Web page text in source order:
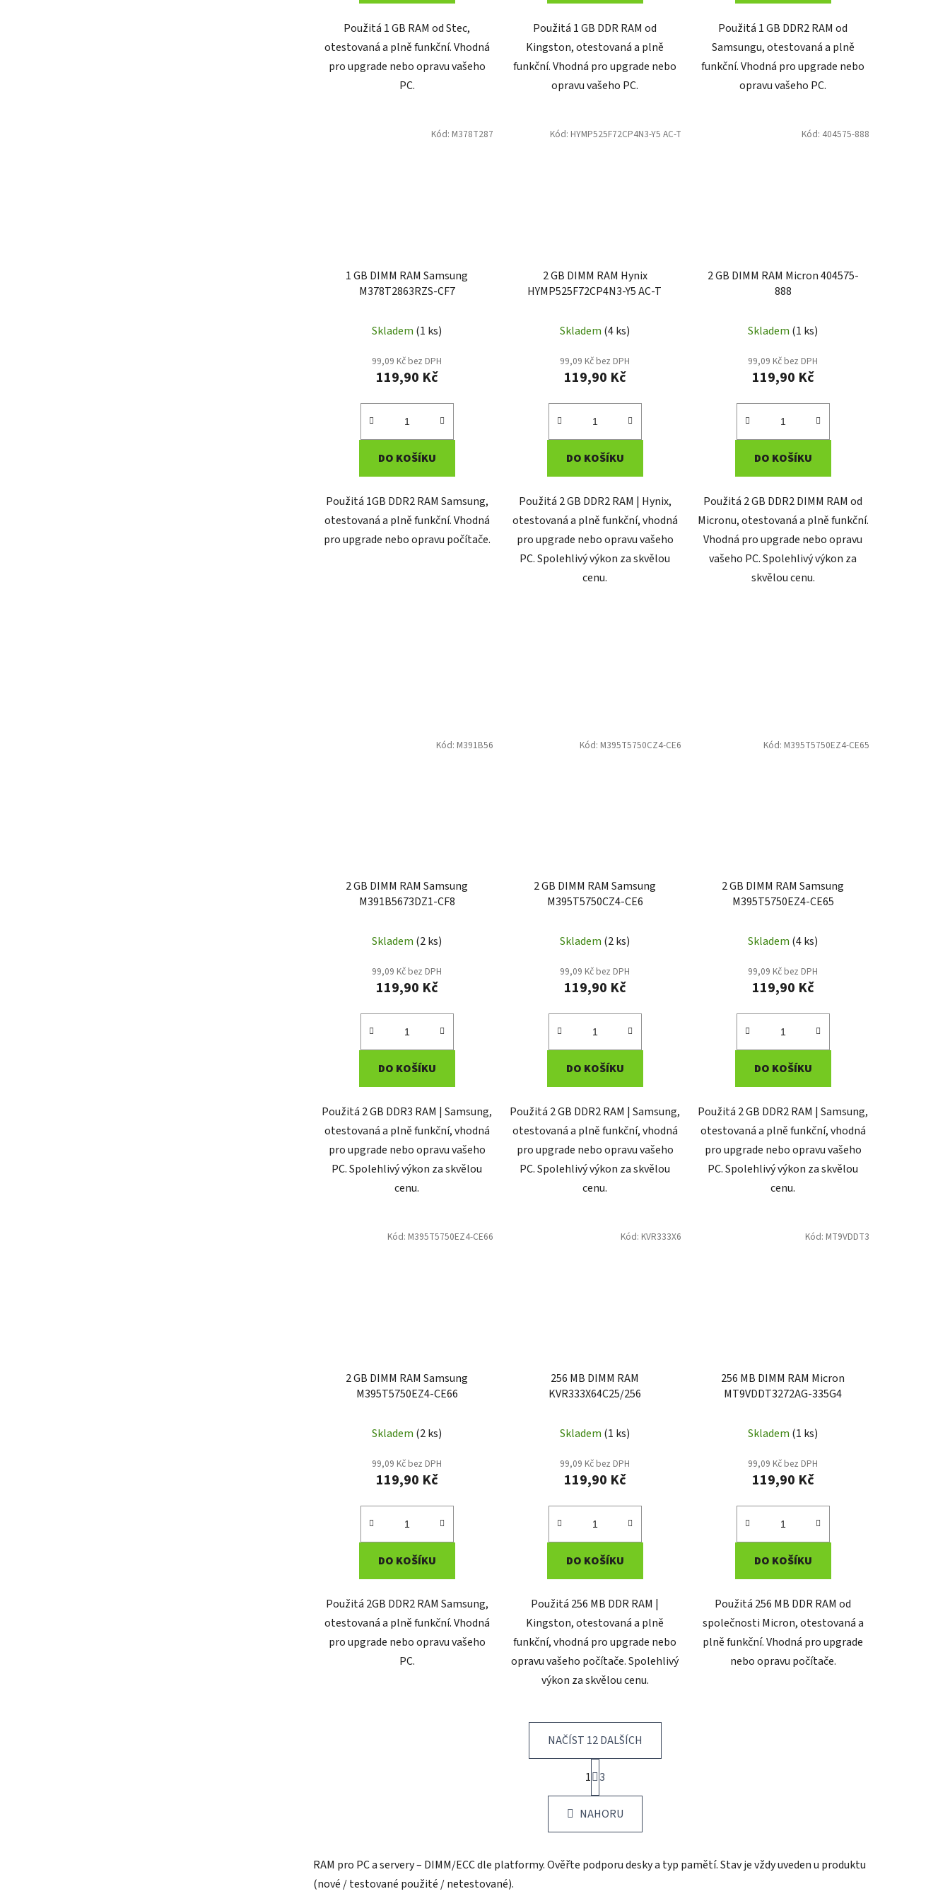
Použitá 1 GB RAM od Stec,
otestovaná a plně funkční. Vhodná
pro upgrade nebo opravu vašeho
PC.
Použitá 1 GB DDR RAM od
Kingston, otestovaná a plně
funkční. Vhodná pro upgrade nebo
opravu vašeho PC.
Použitá 1 GB DDR2 RAM od
Samsungu, otestovaná a plně
funkční. Vhodná pro upgrade nebo
opravu vašeho PC.
1 GB DIMM RAM Samsung
M378T2863RZS-CF7
Skladem (1 ks)
99,09 Kč bez DPH
119,90 Kč
DO KOŠÍKU
Použitá 1GB DDR2 RAM Samsung,
otestovaná a plně funkční. Vhodná
pro upgrade nebo opravu počítače.
Kód: M378T287
2 GB DIMM RAM Hynix
HYMP525F72CP4N3-Y5 AC-T
Skladem (4 ks)
99,09 Kč bez DPH
119,90 Kč
DO KOŠÍKU
Použitá 2 GB DDR2 RAM | Hynix,
otestovaná a plně funkční, vhodná
pro upgrade nebo opravu vašeho
PC. Spolehlivý výkon za skvělou
cenu.
Kód: HYMP525F72CP4N3-Y5 AC-T
2 GB DIMM RAM Micron 404575-
888
Skladem (1 ks)
99,09 Kč bez DPH
119,90 Kč
DO KOŠÍKU
Použitá 2 GB DDR2 DIMM RAM od
Micronu, otestovaná a plně funkční.
Vhodná pro upgrade nebo opravu
vašeho PC. Spolehlivý výkon za
skvělou cenu.
Kód: 404575-888
2 GB DIMM RAM Samsung
M391B5673DZ1-CF8
Skladem (2 ks)
99,09 Kč bez DPH
119,90 Kč
DO KOŠÍKU
Použitá 2 GB DDR3 RAM | Samsung,
otestovaná a plně funkční, vhodná
pro upgrade nebo opravu vašeho
PC. Spolehlivý výkon za skvělou
cenu.
Kód: M391B56
2 GB DIMM RAM Samsung
M395T5750CZ4-CE6
Skladem (2 ks)
99,09 Kč bez DPH
119,90 Kč
DO KOŠÍKU
Použitá 2 GB DDR2 RAM | Samsung,
otestovaná a plně funkční, vhodná
pro upgrade nebo opravu vašeho
PC. Spolehlivý výkon za skvělou
cenu.
Kód: M395T5750CZ4-CE6
2 GB DIMM RAM Samsung
M395T5750EZ4-CE65
Skladem (4 ks)
99,09 Kč bez DPH
119,90 Kč
DO KOŠÍKU
Použitá 2 GB DDR2 RAM | Samsung,
otestovaná a plně funkční, vhodná
pro upgrade nebo opravu vašeho
PC. Spolehlivý výkon za skvělou
cenu.
Kód: M395T5750EZ4-CE65
2 GB DIMM RAM Samsung
M395T5750EZ4-CE66
Skladem (2 ks)
99,09 Kč bez DPH
119,90 Kč
DO KOŠÍKU
Použitá 2GB DDR2 RAM Samsung,
otestovaná a plně funkční. Vhodná
pro upgrade nebo opravu vašeho
PC.
Kód: M395T5750EZ4-CE66
256 MB DIMM RAM
KVR333X64C25/256
Skladem (1 ks)
99,09 Kč bez DPH
119,90 Kč
DO KOŠÍKU
Použitá 256 MB DDR RAM |
Kingston, otestovaná a plně
funkční, vhodná pro upgrade nebo
opravu vašeho počítače. Spolehlivý
výkon za skvělou cenu.
Kód: KVR333X6
256 MB DIMM RAM Micron
MT9VDDT3272AG-335G4
Skladem (1 ks)
99,09 Kč bez DPH
119,90 Kč
DO KOŠÍKU
Použitá 256 MB DDR RAM od
společnosti Micron, otestovaná a
plně funkční. Vhodná pro upgrade
nebo opravu počítače.
Kód: MT9VDDT3
O
v
l
á
a
NAČÍST 12 DALŠÍCH
S
t
r
n
k
v
á
1 3
NAHORU
RAM pro PC a servery – DIMM/ECC dle platformy. Ověřte podporu desky a typ pamětí. Stav je vždy uveden u produktu
(nové / testované použité / netestované).